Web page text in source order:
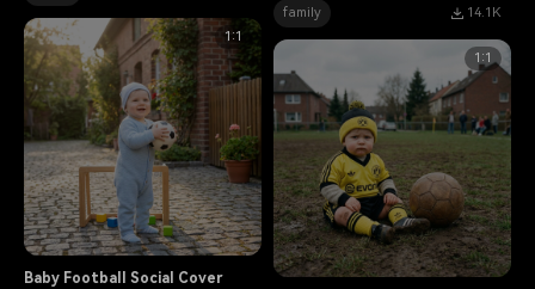
family
14.1K
1:1
Baby Football Social Cover
1:1